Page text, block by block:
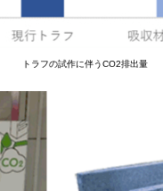
トラフの試作に伴うCO2排出量